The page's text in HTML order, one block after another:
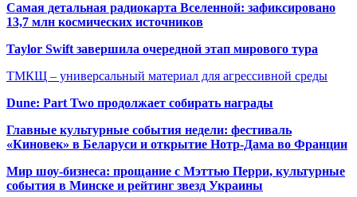
Самая детальная радиокарта Вселенной: зафиксировано
13,7 млн космических источников
Taylor Swift завершила очередной этап мирового тура
ТМКЩ – универсальный материал для агрессивной среды
Dune: Part Two продолжает собирать награды
Главные культурные события недели: фестиваль
«Киновек» в Беларуси и открытие Нотр-Дама во Франции
Мир шоу-бизнеса: прощание с Мэттью Перри, культурные
события в Минске и рейтинг звезд Украины